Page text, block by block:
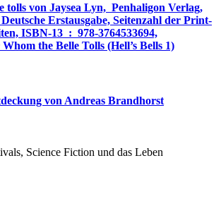
tolls von Jaysea Lyn, ‎ Penhaligon Verlag,
Erstausgabe, Seitenzahl der Print-
: ‎ For Whom the Belle Tolls (Hell’s Bells 1)
von Andreas Brandhorst
Science Fiction und das Leben